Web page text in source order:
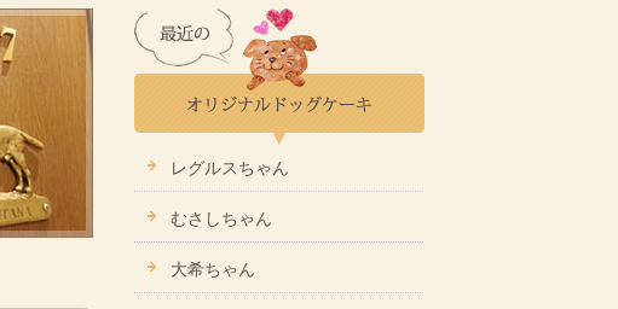
レグルスちゃん
むさしちゃん
大希ちゃん